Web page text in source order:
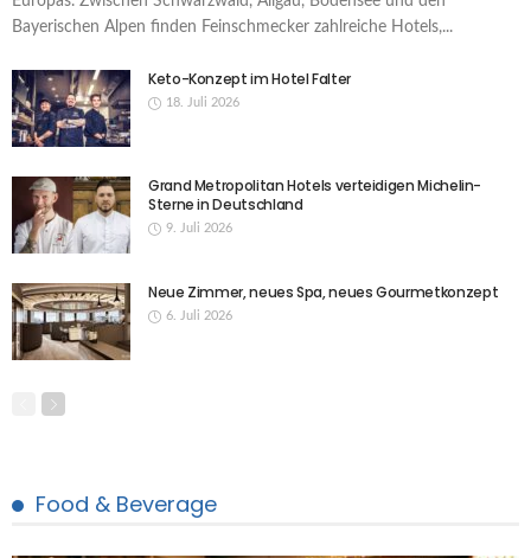
Bayerischen Alpen finden Feinschmecker zahlreiche Hotels,...
Keto-Konzept im Hotel Falter
18. Juli 2026
Grand Metropolitan Hotels verteidigen Michelin-
Sterne in Deutschland
9. Juli 2026
Neue Zimmer, neues Spa, neues Gourmetkonzept
6. Juli 2026
Food & Beverage